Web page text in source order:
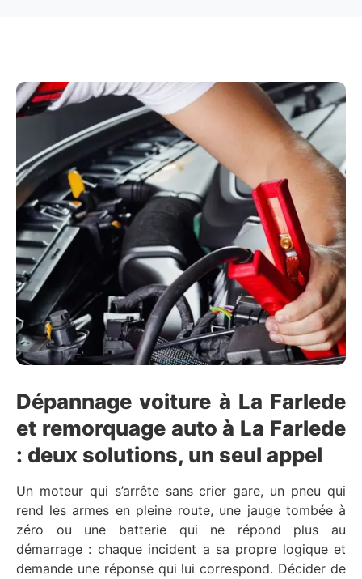
Dépannage voiture à La Farlede
et remorquage auto à La Farlede
: deux solutions, un seul appel
Un moteur qui s’arrête sans crier gare, un pneu qui
rend les armes en pleine route, une jauge tombée à
zéro ou une batterie qui ne répond plus au
démarrage : chaque incident a sa propre logique et
demande une réponse qui lui correspond. Décider de